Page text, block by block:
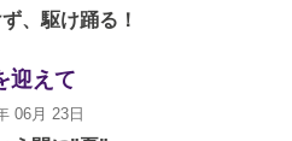
、駆け踊る！
迎えて
06月 23日